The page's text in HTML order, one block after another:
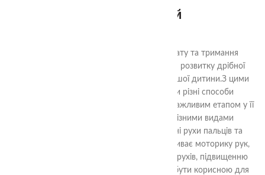
Пінцет зелений
Дитячі пінцети з різним способом захвату та тримання
предметів - це ідеальний інструмент для розвитку дрібної
моторики та навичок роботи руками у вашої дитини.З цими
пінцетами, ваша дитина може вивчати різні способи
захоплення та тримання предметів, що є важливим етапом у її
фізичному розвитку. Вони оснащені різними видами
захоплення, що дозволяє розвивати різні рухи пальців та
долоньки.Ця навчальна гра не лише розвиває моторику рук,
але і сприяє удосконаленню координації рухів, підвищенню
уваги та концентрації. Вона також може бути корисною для